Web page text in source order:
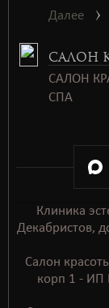
САЛОН
САЛОН
СПАㅤㅤ
Далее
Клиника
Декабристов,
Салон
корп 1 - ИП